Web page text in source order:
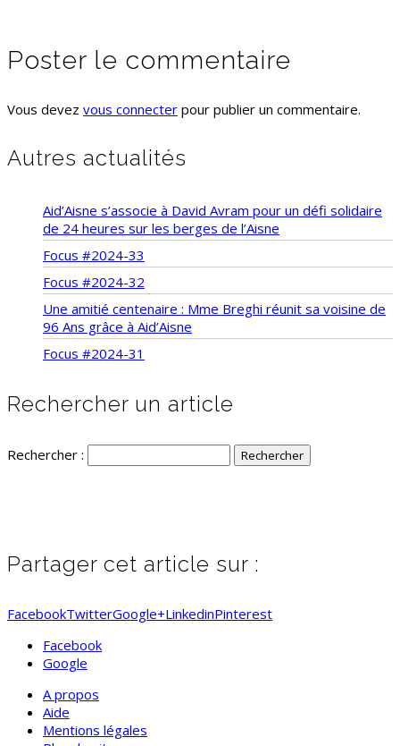
Poster le commentaire
Vous devez vous connecter pour publier un commentaire.
Autres actualités
Aid’Aisne s’associe à David Avram pour un défi solidaire
de 24 heures sur les berges de l’Aisne
Focus #2024-33
Focus #2024-32
Une amitié centenaire : Mme Breghi réunit sa voisine de
96 Ans grâce à Aid’Aisne
Focus #2024-31
Rechercher un article
Rechercher :
Partager cet article sur :
FacebookTwitterGoogle+LinkedinPinterest
Facebook
Google
A propos
Aide
Mentions légales